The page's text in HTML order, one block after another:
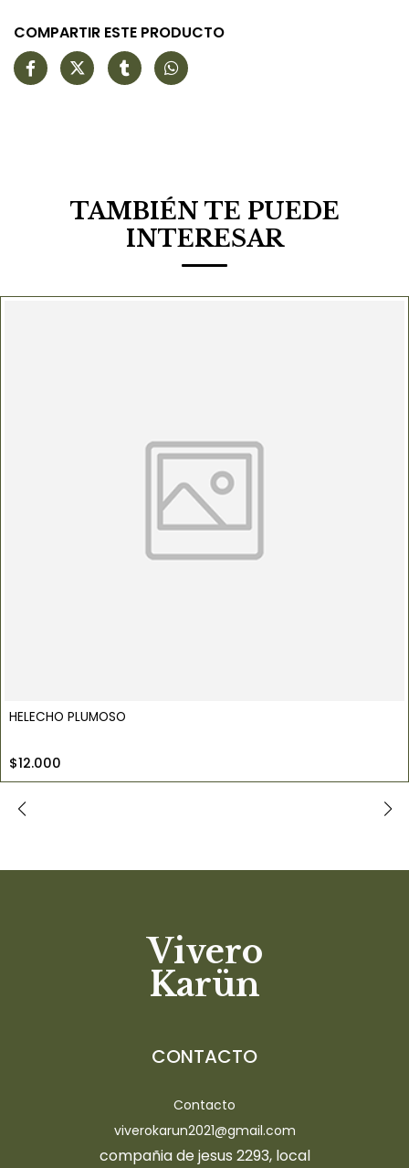
COMPARTIR ESTE PRODUCTO
TAMBIÉN TE PUEDE
INTERESAR
HELECHO PLUMOSO
$12.000
Vivero
Karün
CONTACTO
Contacto
viverokarun2021@gmail.com
compañia de jesus 2293, local